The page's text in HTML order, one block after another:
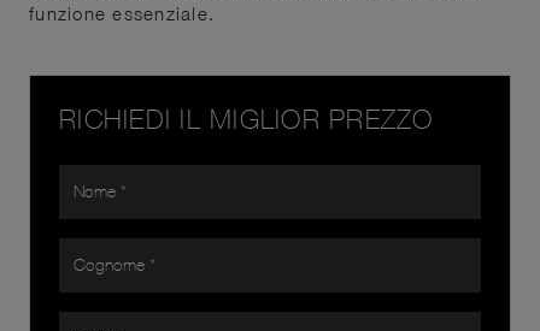
funzione essenziale.
RICHIEDI IL MIGLIOR PREZZO